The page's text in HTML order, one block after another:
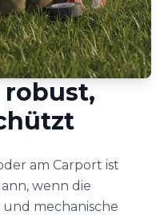
robust,
am Carport ist
wenn die
mechanische